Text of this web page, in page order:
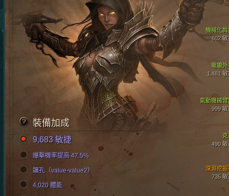
電鍍外
1,481 敏
氣動機械臂
999 敏
機械化肩
602 敏
深淵挖掘
735 敏
克
490 敏
裝備加成
9,683 敏捷
爆擊機率提高 47.5%
鑲孔（value-value2）
4,020 體能